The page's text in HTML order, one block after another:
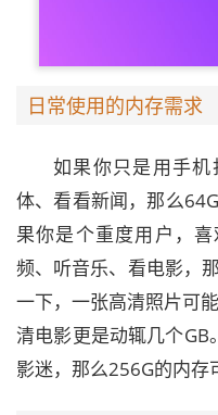
日常使用的内存需求
如果你只是用手
体、看看新闻，那么
果你是个重度用户，
频、听音乐、看电影，
一下，一张高清照片可
清电影更是动辄几个
影迷，那么256G的内存